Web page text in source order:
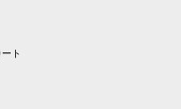
ト